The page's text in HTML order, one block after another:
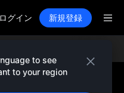
先物ローンチ
ログイン 新規登録
to see
to your region